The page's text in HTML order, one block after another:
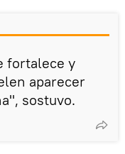
fortalece y
aparecer
sostuvo.